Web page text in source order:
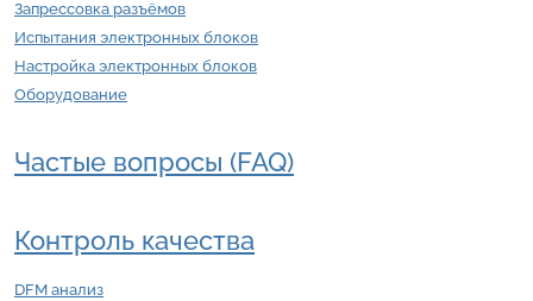
Запрессовка разъёмов
Испытания электронных блоков
Настройка электронных блоков
Оборудование
Частые вопросы (FAQ)
Контроль качества
DFM анализ